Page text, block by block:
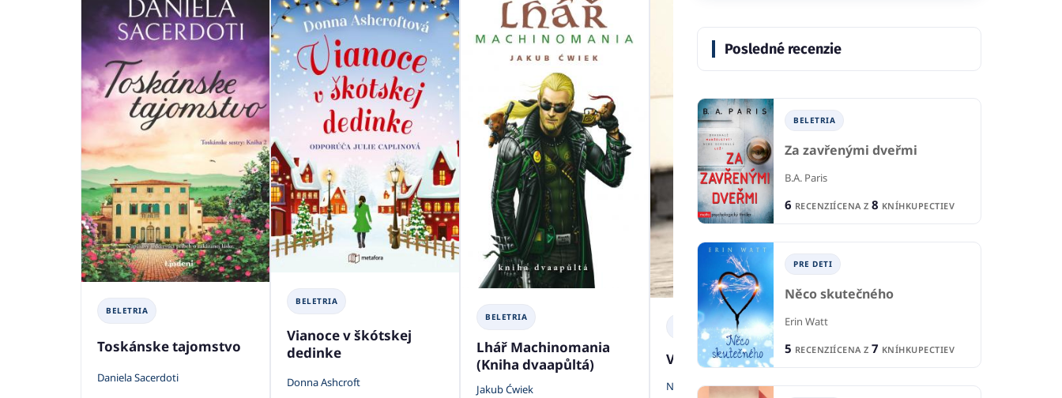
BELETRIA
Toskánske tajomstvo
Daniela Sacerdoti
BELETRIA
Vianoce v škótskej
dedinke
Donna Ashcroft
BELETRIA
Lhář Machinomania
(Kniha dvaapůltá)
Jakub Ćwiek
BELETRIA
Vo dvojici
Nicholas Sparks
Lethal White
Posledné recenzie
BELETRIA
Za zavřenými dveřmi
B.A. Paris
6 RECENZIÍCENA Z 8 KNÍHKUPECTIEV
PRE DETI
Něco skutečného
Erin Watt
5 RECENZIÍCENA Z 7 KNÍHKUPECTIEV